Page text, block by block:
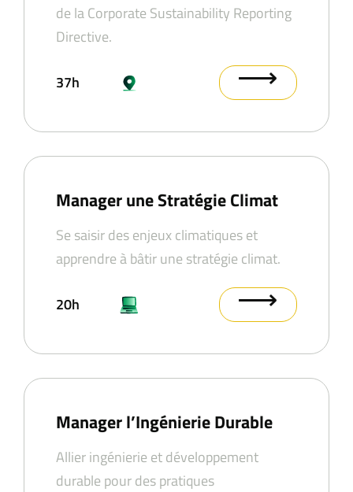
de la Corporate Sustainability Reporting
Directive.
37h ⟶
Manager une Stratégie Climat
Se saisir des enjeux climatiques et
apprendre à bâtir une stratégie climat.
20h ⟶
Manager l’Ingénierie Durable
Allier ingénierie et développement
durable pour des pratiques